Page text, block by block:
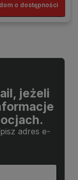
o dostępności
jeżeli
adres e-